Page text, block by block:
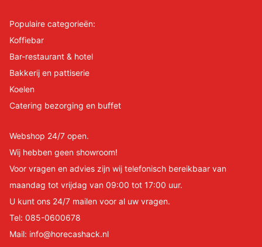
Populaire categorieën:
Koffiebar
Bar-restaurant & hotel
Bakkerij en pattiserie
Koelen
Catering bezorging en buffet
Webshop 24/7 open.
Wij hebben geen showroom!
Voor vragen en advies zijn wij telefonisch bereikbaar van
maandag tot vrijdag van 09:00 tot 17:00 uur.
U kunt ons 24/7 mailen voor al uw vragen.
Tel: 085-0600678
Mail: info@horecashack.nl